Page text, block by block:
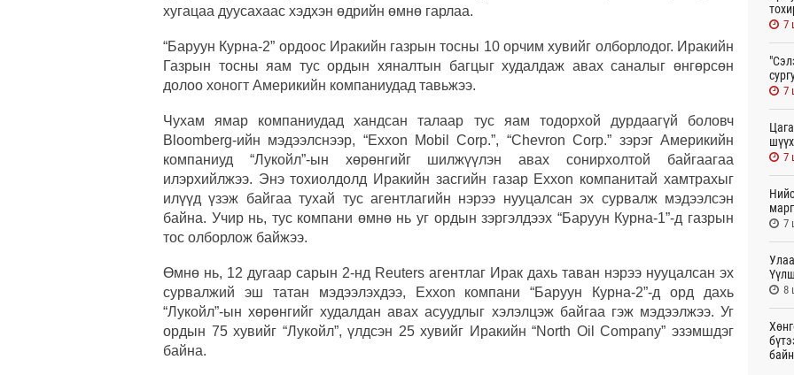
хугацаа дуусахаас хэдхэн өдрийн өмнө гарлаа.
“Баруун Курна-2” ордоос Иракийн газрын тосны 10 орчим хувийг олборлодог. Иракийн
Газрын тосны яам тус ордын хяналтын багцыг худалдаж авах саналыг өнгөрсөн
долоо хоногт Америкийн компаниудад тавьжээ.
Чухам ямар компаниудад хандсан талаар тус яам тодорхой дурдаагүй боловч
Bloomberg-ийн мэдээлснээр, “Exxon Mobil Corp.”, “Chevron Corp.” зэрэг Америкийн
компаниуд “Лукойл”-ын хөрөнгийг шилжүүлэн авах сонирхолтой байгаагаа
илэрхийлжээ. Энэ тохиолдолд Иракийн засгийн газар Exxon компанитай хамтрахыг
илүүд үзэж байгаа тухай тус агентлагийн нэрээ нууцалсан эх сурвалж мэдээлсэн
байна. Учир нь, тус компани өмнө нь уг ордын зэргэлдээх “Баруун Курна-1”-д газрын
тос олборлож байжээ.
Өмнө нь, 12 дугаар сарын 2-нд Reuters агентлаг Ирак дахь таван нэрээ нууцалсан эх
сурвалжий эш татан мэдээлэхдээ, Exxon компани “Баруун Курна-2”-д орд дахь
“Лукойл”-ын хөрөнгийг худалдан авах асуудлыг хэлэлцэж байгаа гэж мэдээлжээ. Уг
ордын 75 хувийг “Лукойл”, үлдсэн 25 хувийг Иракийн “North Oil Company” эзэмшдэг
байна.
7
7
7
7
8